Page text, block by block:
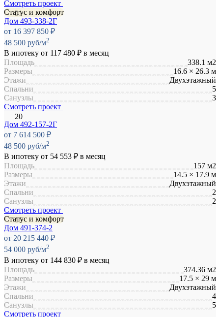
Смотреть проект
Статус и комфорт
Дом 493-338-2Г
от 16 397 850 ₽
48 500 руб/м2
В ипотеку от 117 480 ₽ в месяц
Площадь
338.1 м2
Размеры
16.6 × 26.3 м
Этажи
Двухэтажный
Спальни
5
Санузлы
3
Смотреть проект
Дом 492-157-2Г
от 7 614 500 ₽
48 500 руб/м2
В ипотеку от 54 553 ₽ в месяц
Площадь
157 м2
Размеры
14.5 × 17.9 м
Этажи
Двухэтажный
Спальни
2
Санузлы
2
Смотреть проект
Статус и комфорт
Дом 491-374-2
от 20 215 440 ₽
54 000 руб/м2
В ипотеку от 144 830 ₽ в месяц
Площадь
374.36 м2
Размеры
17.5 × 29 м
Этажи
Двухэтажный
Спальни
4
Санузлы
5
Смотреть проект